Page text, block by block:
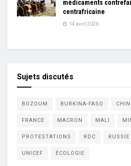
médicaments
centrafricaine
14 avril 2026
Sujets discutés
BOZOUM BURKINA-FASO
FRANCE MACRON MALI
PROTESTATIONS RDC RUSSIE
UNICEF ÉCOLOGIE